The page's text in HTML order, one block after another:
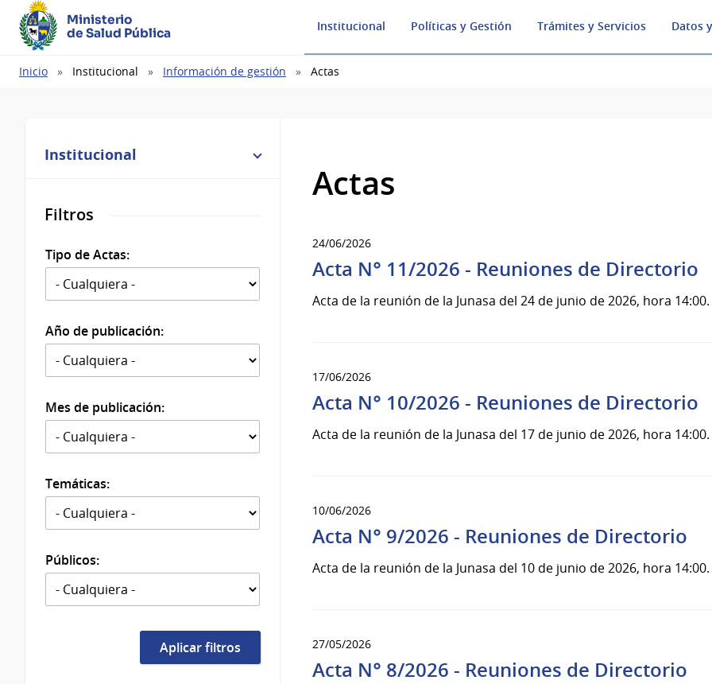
Ministerio
de Salud Pública
Institucional Políticas y Gestión Trámites y Servicios Datos
Ruta
Inicio Institucional Información de gestión Actas
Institucional
Filtros
Tipo de Actas:
Año de publicación:
Mes de publicación:
Temáticas:
Públicos:
Actas
24/06/2026
Acta N° 11/2026 - Reuniones de Directorio
Acta de la reunión de la Junasa del 24 de junio de 2026, hora 14:00.
17/06/2026
Acta N° 10/2026 - Reuniones de Directorio
Acta de la reunión de la Junasa del 17 de junio de 2026, hora 14:00.
10/06/2026
Acta N° 9/2026 - Reuniones de Directorio
Acta de la reunión de la Junasa del 10 de junio de 2026, hora 14:00.
27/05/2026
Acta N° 8/2026 - Reuniones de Directorio